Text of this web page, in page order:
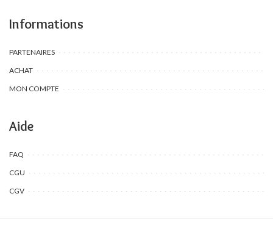
Informations
PARTENAIRES
ACHAT
MON COMPTE
Aide
FAQ
CGU
CGV